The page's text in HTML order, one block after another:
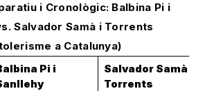
i Cronològic: Balbina Pi i
Salvador Samà i Torrents
a Catalunya)
Pi i
Salvador Samà i
Torrents